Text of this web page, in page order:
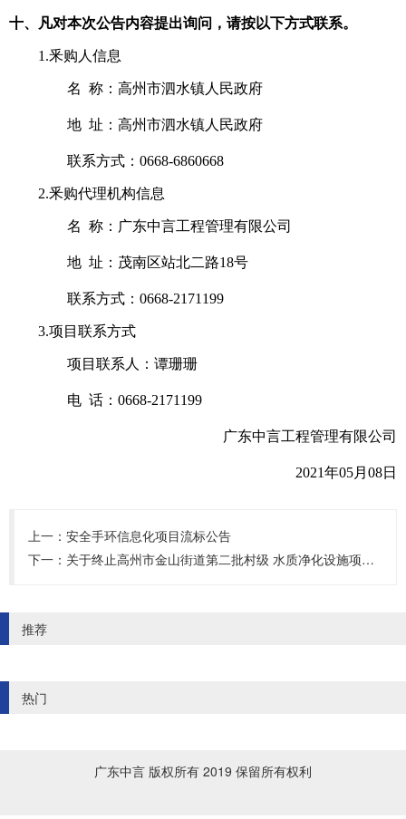
十、凡对本次公告内容提出询问，请按以下方式联系。
1.釆购人信息
名 称：高州市泗水镇人民政府
地 址：高州市泗水镇人民政府
联系方式：0668-6860668
2.釆购代理机构信息
名 称：广东中言工程管理有限公司
地 址：茂南区站北二路18号
联系方式：0668-2171199
3.项目联系方式
项目联系人：谭珊珊
电 话：0668-2171199
广东中言工程管理有限公司
2021年05月08日
上一： 安全手环信息化项目流标公告
下一： 关于终止高州市金山街道第二批村级 水质净化设施项目招标的公告
推荐
热门
广东中言 版权所有 2019 保留所有权利